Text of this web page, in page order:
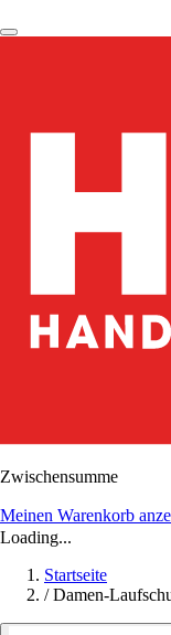
Zwischensumme
Meinen Warenkorb
Loading...
Startseite
/ Damen-